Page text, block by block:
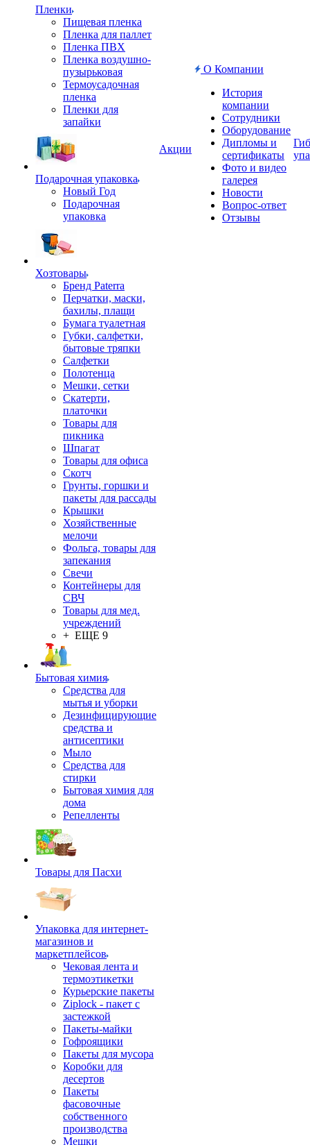
Пленки
Пищевая пленка
Пленка для паллет
Пленка ПВХ
Пленка воздушно-
пузырьковая
Термоусадочная
пленка
Пленки для
запайки
Подарочная упаковка
Новый Год
Подарочная
упаковка
Хозтовары
Бренд Paterra
Перчатки, маски,
бахилы, плащи
Бумага туалетная
Губки, салфетки,
бытовые тряпки
Салфетки
Полотенца
Мешки, сетки
Скатерти,
платочки
Товары для
пикника
Шпагат
Товары для офиса
Скотч
Грунты, горшки и
пакеты для рассады
Крышки
Хозяйственные
мелочи
Фольга, товары для
запекания
Свечи
Контейнеры для
СВЧ
Товары для мед.
учреждений
+ ЕЩЕ 9
Бытовая химия
Средства для
мытья и уборки
Дезинфицирующие
средства и
антисептики
Мыло
Средства для
стирки
Бытовая химия для
дома
Репелленты
Товары для Пасхи
Упаковка для интернет-
магазинов и
маркетплейсов
Чековая лента и
термоэтикетки
Курьерские пакеты
Ziplock - пакет с
застежкой
Пакеты-майки
Гофроящики
Пакеты для мусора
Коробки для
десертов
Пакеты
фасовочные
собственного
производства
Мешки
Акции
О Компании
История
компании
Сотрудники
Оборудование
Дипломы и
сертификаты
Фото и видео
галерея
Новости
Вопрос-ответ
Отзывы